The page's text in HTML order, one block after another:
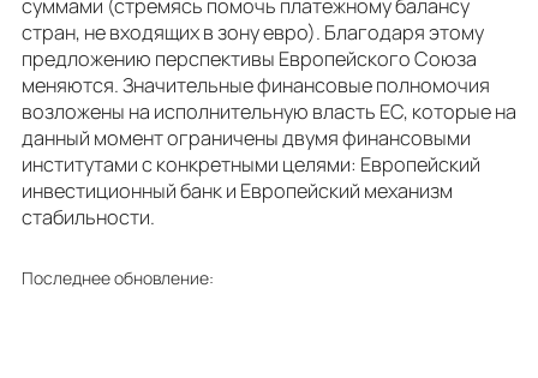
суммами (стремясь помочь платежному балансу
стран, не входящих в зону евро). Благодаря этому
предложению перспективы Европейского Союза
меняются. Значительные финансовые полномочия
возложены на исполнительную власть ЕС, которые на
данный момент ограничены двумя финансовыми
институтами с конкретными целями: Европейский
инвестиционный банк и Европейский механизм
стабильности.
Последнее обновление: